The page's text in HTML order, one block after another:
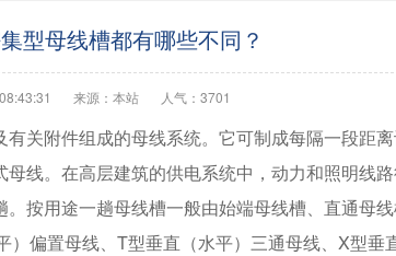
型母线槽都有哪些不同？
来源：本站 人气：3701
关附件组成的母线系统。它可制成每隔一段距
线。在高层建筑的供电系统中，动力和照明线
按用途一趟母线槽一般由始端母线槽、直通母
偏置母线、T型垂直（水平）三通母线、X型垂